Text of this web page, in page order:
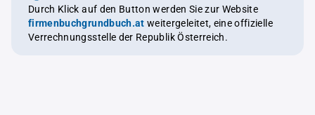
Durch Klick auf den Button werden Sie zur Website
firmenbuchgrundbuch.at weitergeleitet, eine offizielle
Verrechnungsstelle der Republik Österreich.